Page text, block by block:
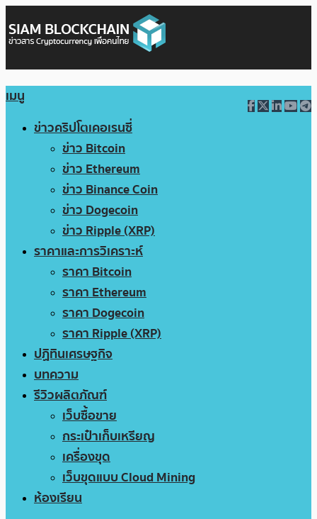
เมนู
ข่าวคริปโตเคอเรนซี่
ข่าว Bitcoin
ข่าว Ethereum
ข่าว Binance Coin
ข่าว Dogecoin
ข่าว Ripple (XRP)
ราคาและการวิเคราะห์
ราคา Bitcoin
ราคา Ethereum
ราคา Dogecoin
ราคา Ripple (XRP)
ปฏิทินเศรษฐกิจ
บทความ
รีวิวผลิตภัณฑ์
เว็บซื้อขาย
กระเป๋าเก็บเหรียญ
เครื่องขุด
เว็บขุดแบบ Cloud Mining
ห้องเรียน